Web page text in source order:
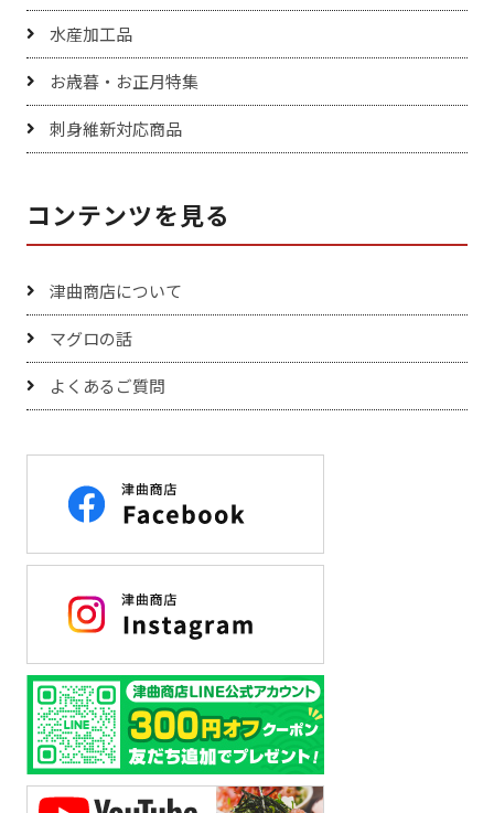
水産加工品
お歳暮・お正月特集
刺身維新対応商品
コンテンツを見る
津曲商店について
マグロの話
よくあるご質問